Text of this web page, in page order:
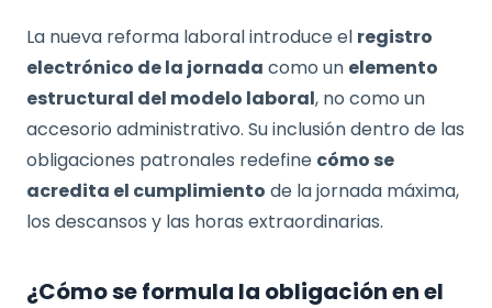
La nueva reforma laboral introduce el registro
electrónico de la jornada como un elemento
estructural del modelo laboral, no como un
accesorio administrativo. Su inclusión dentro de las
obligaciones patronales redefine cómo se
acredita el cumplimiento de la jornada máxima,
los descansos y las horas extraordinarias.
¿Cómo se formula la obligación en el